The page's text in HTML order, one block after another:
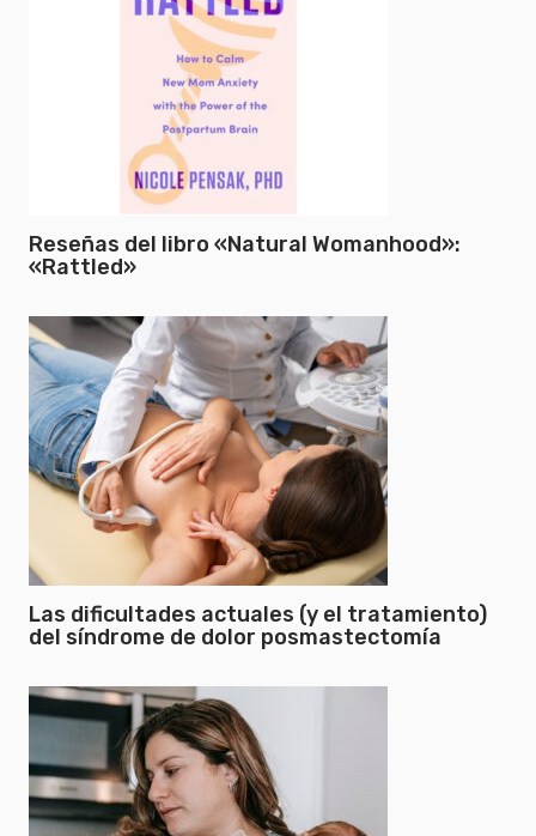
Reseñas del libro «Natural Womanhood»:
«Rattled»
Las dificultades actuales (y el tratamiento)
del síndrome de dolor posmastectomía